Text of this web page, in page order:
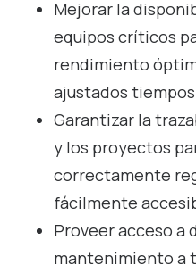
Mejorar la
equipos críticos
rendimiento
ajustados
Garantizar la
y los proyectos
correctamente
fácilmente
Proveer acceso a
mantenimiento a